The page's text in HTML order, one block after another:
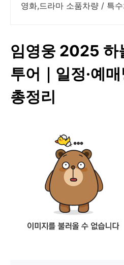
영화,드라마 소품차량 / 특
임영웅 2025 하
투어｜일정·예
총정리